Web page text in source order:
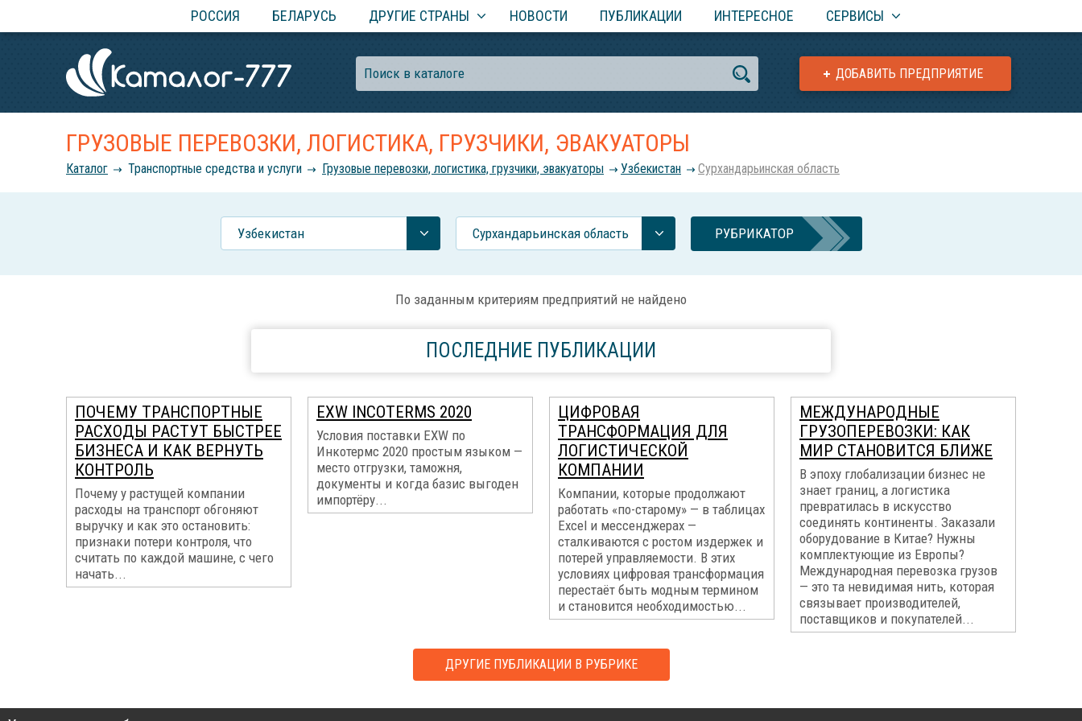
РОССИЯ БЕЛАРУСЬ ДРУГИЕ СТРАНЫ НОВОСТИ ПУБЛИКАЦИИ ИНТЕРЕСНОЕ СЕРВИСЫ
ДОБАВИТЬ ПРЕДПРИЯТИЕ
ГРУЗОВЫЕ ПЕРЕВОЗКИ, ЛОГИСТИКА, ГРУЗЧИКИ, ЭВАКУАТОРЫ
Каталог Транспортные средства и услуги Грузовые перевозки, логистика, грузчики, эвакуаторы Узбекистан Сурхандарьинская область
Узбекистан Сурхандарьинская область РУБРИКАТОР
По заданным критериям предприятий не найдено
ПОСЛЕДНИЕ ПУБЛИКАЦИИ
ПОЧЕМУ ТРАНСПОРТНЫЕ
РАСХОДЫ РАСТУТ БЫСТРЕЕ
БИЗНЕСА И КАК ВЕРНУТЬ
КОНТРОЛЬ
Почему у растущей компании
расходы на транспорт обгоняют
выручку и как это остановить:
признаки потери контроля, что
считать по каждой машине, с чего
начать...
EXW INCOTERMS 2020
Условия поставки EXW по
Инкотермс 2020 простым языком —
место отгрузки, таможня,
документы и когда базис выгоден
импортёру...
ЦИФРОВАЯ
ТРАНСФОРМАЦИЯ ДЛЯ
ЛОГИСТИЧЕСКОЙ
КОМПАНИИ
Компании, которые продолжают
работать «по-старому» — в таблицах
Excel и мессенджерах —
сталкиваются с ростом издержек и
потерей управляемости. В этих
условиях цифровая трансформация
перестаёт быть модным термином
и становится необходимостью...
МЕЖДУНАРОДНЫЕ
ГРУЗОПЕРЕВОЗКИ: КАК
МИР СТАНОВИТСЯ БЛИЖЕ
В эпоху глобализации бизнес не
знает границ, а логистика
превратилась в искусство
соединять континенты. Заказали
оборудование в Китае? Нужны
комплектующие из Европы?
Международная перевозка грузов
— это та невидимая нить, которая
связывает производителей,
поставщиков и покупателей...
ДРУГИЕ ПУБЛИКАЦИИ В РУБРИКЕ